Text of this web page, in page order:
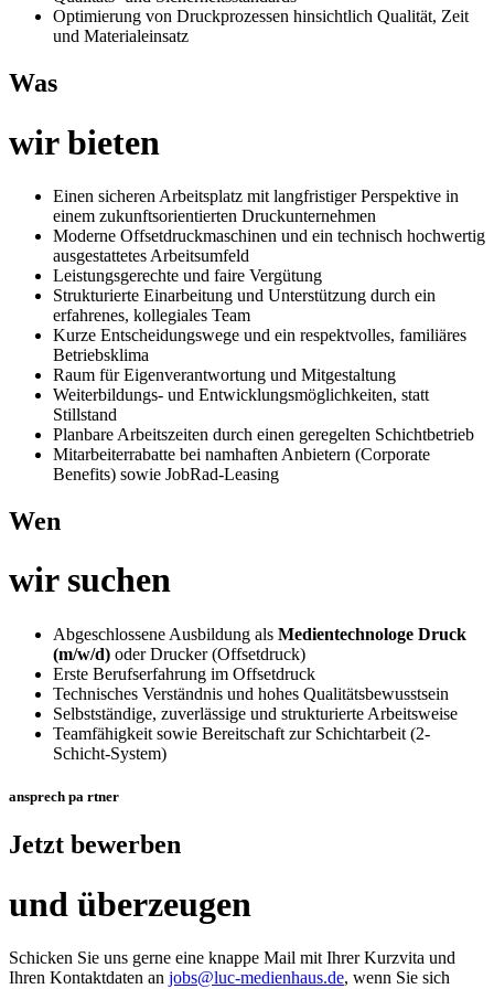
Optimierung von Druckprozessen hinsichtlich Qualität, Zeit
und Materialeinsatz
Was
wir bieten
Einen sicheren Arbeitsplatz mit langfristiger Perspektive in
einem zukunftsorientierten Druckunternehmen
Moderne Offsetdruckmaschinen und ein technisch hochwertig
ausgestattetes Arbeitsumfeld
Leistungsgerechte und faire Vergütung
Strukturierte Einarbeitung und Unterstützung durch ein
erfahrenes, kollegiales Team
Kurze Entscheidungswege und ein respektvolles, familiäres
Betriebsklima
Raum für Eigenverantwortung und Mitgestaltung
Weiterbildungs- und Entwicklungsmöglichkeiten, statt
Stillstand
Planbare Arbeitszeiten durch einen geregelten Schichtbetrieb
Mitarbeiterrabatte bei namhaften Anbietern (Corporate
Benefits) sowie JobRad-Leasing
Wen
wir suchen
Abgeschlossene Ausbildung als Medientechnologe Druck
(m/w/d) oder Drucker (Offsetdruck)
Erste Berufserfahrung im Offsetdruck
Technisches Verständnis und hohes Qualitätsbewusstsein
Selbstständige, zuverlässige und strukturierte Arbeitsweise
Teamfähigkeit sowie Bereitschaft zur Schichtarbeit (2-
Schicht-System)
ansprech pa rtner
Jetzt bewerben
und überzeugen
Schicken Sie uns gerne eine knappe Mail mit Ihrer Kurzvita und
Ihren Kontaktdaten an jobs@luc-medienhaus.de, wenn Sie sich